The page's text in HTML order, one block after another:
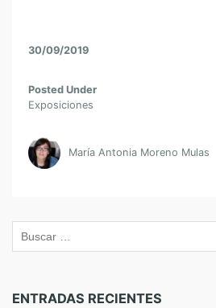
30/09/2019
Posted Under
Exposiciones
María Antonia Moreno Mulas
ENTRADAS RECIENTES